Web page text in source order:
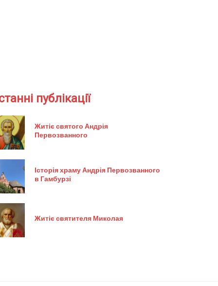
публікації
Житіє святого Андрія
Первозванного
Історія храму Андрія Первозванного
в Гамбурзі
Житіє святителя Миколая